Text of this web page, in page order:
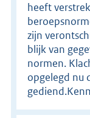
heeft
zijn
blijk van
normen.
opgelegd nu